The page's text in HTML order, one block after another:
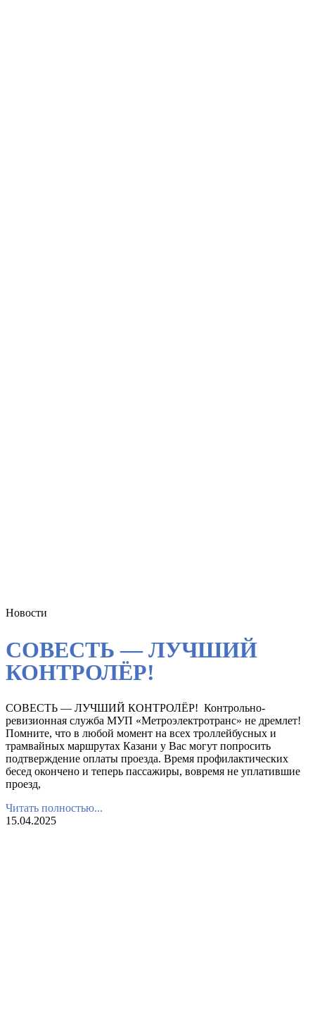
Новости
СОВЕСТЬ — ЛУЧШИЙ
КОНТРОЛЁР!
СОВЕСТЬ — ЛУЧШИЙ КОНТРОЛЁР! Контрольно-
ревизионная служба МУП «Метроэлектротранс» не дремлет!
Помните, что в любой момент на всех троллейбусных и
трамвайных маршрутах Казани у Вас могут попросить
подтверждение оплаты проезда. Время профилактических
бесед окончено и теперь пассажиры, вовремя не уплатившие
проезд,
Читать полностью...
15.04.2025